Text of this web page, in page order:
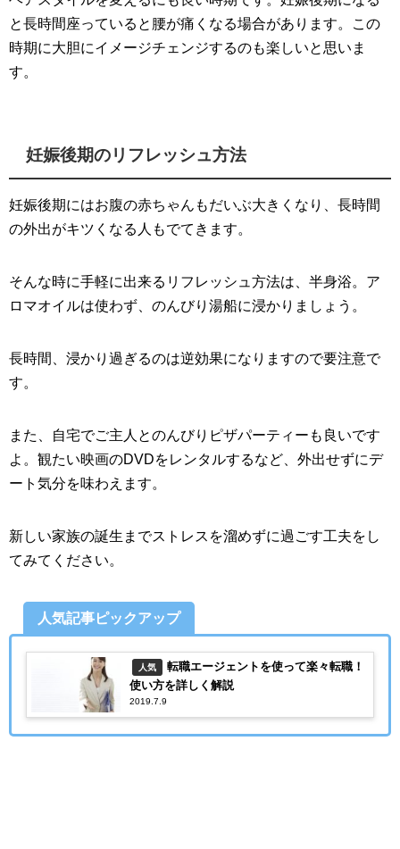
と長時間座っていると腰が痛くなる場合があります。この
時期に大胆にイメージチェンジするのも楽しいと思いま
す。
妊娠後期のリフレッシュ方法
妊娠後期にはお腹の赤ちゃんもだいぶ大きくなり、長時間
の外出がキツくなる人もでてきます。
そんな時に手軽に出来るリフレッシュ方法は、半身浴。ア
ロマオイルは使わず、のんびり湯船に浸かりましょう。
長時間、浸かり過ぎるのは逆効果になりますので要注意で
す。
また、自宅でご主人とのんびりピザパーティーも良いです
よ。観たい映画のDVDをレンタルするなど、外出せずにデ
ート気分を味わえます。
新しい家族の誕生までストレスを溜めずに過ごす工夫をし
てみてください。
人気記事ピックアップ
人気
転職エージェントを使って楽々転職！
使い方を詳しく解説
2019.7.9